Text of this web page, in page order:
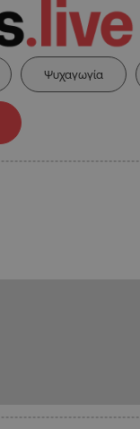
Ψυχαγωγία